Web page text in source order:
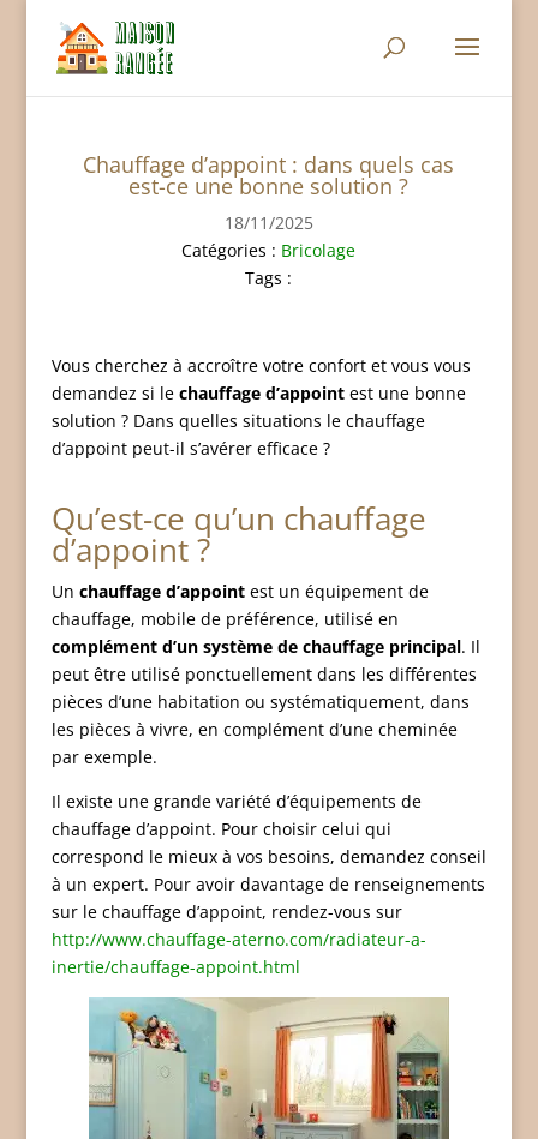
Chauffage d’appoint : dans quels cas
est-ce une bonne solution ?
18/11/2025
Catégories : Bricolage
Tags :
Vous cherchez à accroître votre confort et vous vous
demandez si le chauffage d’appointest une bonne
solution ? Dans quelles situations le chauffage
d’appoint peut-il s’avérer efficace ?
Qu’est-ce qu’un chauffage
d’appoint ?
Un chauffage d’appointest un équipement de
chauffage, mobile de préférence, utilisé en
complément d’un système de chauffage principal. Il
peut être utilisé ponctuellement dans les différentes
pièces d’une habitation ou systématiquement, dans
les pièces à vivre, en complément d’une cheminée
par exemple.
Il existe une grande variété d’équipements de
chauffage d’appoint. Pour choisir celui qui
correspond le mieux à vos besoins, demandez conseil
à un expert. Pour avoir davantage de renseignements
sur le chauffage d’appoint, rendez-vous sur
http://www.chauffage-aterno.com/radiateur-a-
inertie/chauffage-appoint.html